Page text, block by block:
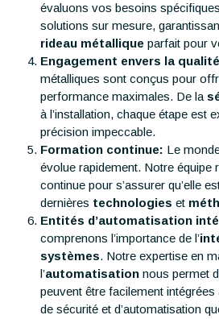
évaluons vos besoins
solutions sur mesure,
rideau métallique parfait pour
Engagement envers la
métalliques sont conçus pour
performance maximales. De la
à l’installation, chaque étape est
précision impeccable.
Formation continue: Le
évolue rapidement. Notre équipe
continue pour s’assurer qu’elle
dernières technologies et
Entités d’automatisation
comprenons l’importance de l’
systèmes. Notre expertise en
l’automatisation nous permet
peuvent être facilement
de sécurité et d’automatisation